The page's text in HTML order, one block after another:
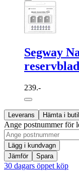
Segway
239.-
Leverans Hämta i
Ange postnummer för
Lägg i kundvagn
Jämför
Spara
30 dagars öppet köp